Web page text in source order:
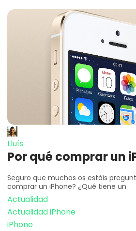
Lluís
Por qué comprar un
Seguro que muchos os estáis
comprar un iPhone? ¿Qué tiene un
Actualidad
Actualidad iPhone
iPhone